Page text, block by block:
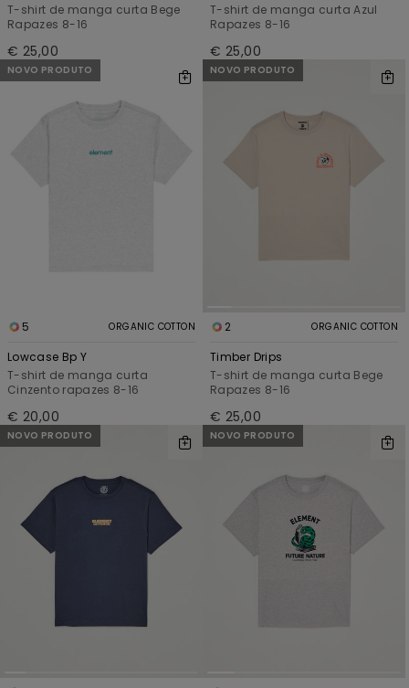
T-shirt de manga curta Bege
Rapazes 8-16
€ 25,00
T-shirt de manga curta Azul
Rapazes 8-16
€ 25,00
NOVO PRODUTO
5 ORGANIC COTTON
Lowcase Bp Y
T-shirt de manga curta
Cinzento rapazes 8-16
€ 20,00
NOVO PRODUTO
2 ORGANIC COTTON
Timber Drips
T-shirt de manga curta Bege
Rapazes 8-16
€ 25,00
NOVO PRODUTO NOVO PRODUTO